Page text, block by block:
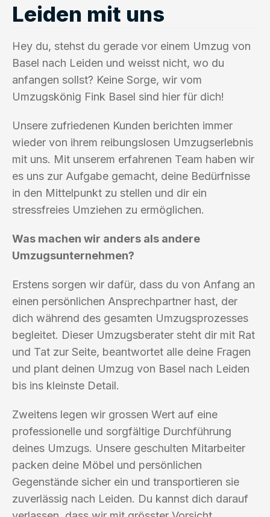
Leiden mit uns
Hey du, stehst du gerade vor einem Umzug von
Basel nach Leiden und weisst nicht, wo du
anfangen sollst? Keine Sorge, wir vom
Umzugskönig Fink Basel sind hier für dich!
Unsere zufriedenen Kunden berichten immer
wieder von ihrem reibungslosen Umzugserlebnis
mit uns. Mit unserem erfahrenen Team haben wir
es uns zur Aufgabe gemacht, deine Bedürfnisse
in den Mittelpunkt zu stellen und dir ein
stressfreies Umziehen zu ermöglichen.
Was machen wir anders als andere
Umzugsunternehmen?
Erstens sorgen wir dafür, dass du von Anfang an
einen persönlichen Ansprechpartner hast, der
dich während des gesamten Umzugsprozesses
begleitet. Dieser Umzugsberater steht dir mit Rat
und Tat zur Seite, beantwortet alle deine Fragen
und plant deinen Umzug von Basel nach Leiden
bis ins kleinste Detail.
Zweitens legen wir grossen Wert auf eine
professionelle und sorgfältige Durchführung
deines Umzugs. Unsere geschulten Mitarbeiter
packen deine Möbel und persönlichen
Gegenstände sicher ein und transportieren sie
zuverlässig nach Leiden. Du kannst dich darauf